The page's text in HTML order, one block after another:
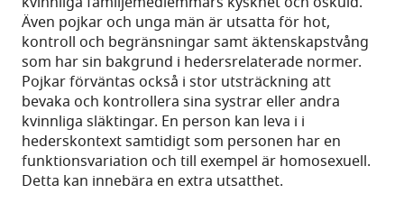
Även pojkar och unga män är utsatta för hot,
kontroll och begränsningar samt äktenskapstvång
som har sin bakgrund i hedersrelaterade normer.
Pojkar förväntas också i stor utsträckning att
bevaka och kontrollera sina systrar eller andra
kvinnliga släktingar. En person kan leva i i
hederskontext samtidigt som personen har en
funktionsvariation och till exempel är homosexuell.
Detta kan innebära en extra utsatthet.